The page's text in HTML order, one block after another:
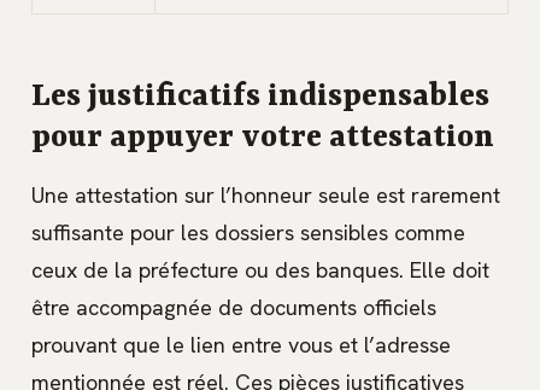
Les justificatifs indispensables
pour appuyer votre attestation
Une attestation sur l’honneur seule est rarement
suffisante pour les dossiers sensibles comme
ceux de la préfecture ou des banques. Elle doit
être accompagnée de documents officiels
prouvant que le lien entre vous et l’adresse
mentionnée est réel. Ces pièces justificatives